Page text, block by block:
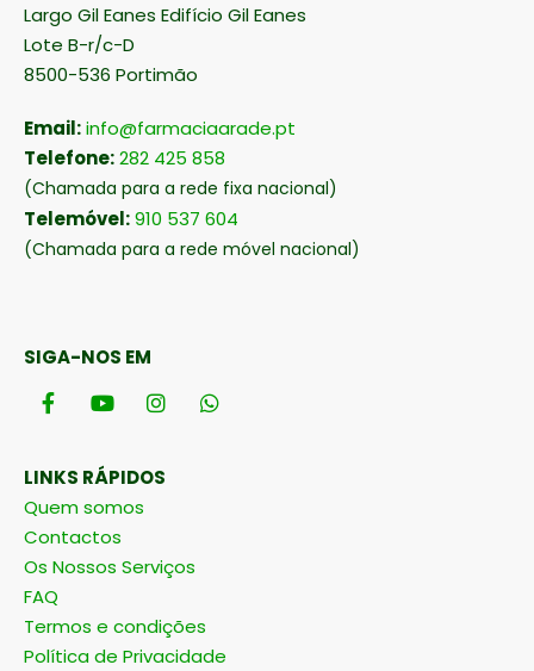
Largo Gil Eanes Edifício Gil Eanes
Lote B-r/c-D
8500-536 Portimão
Email:info@farmaciaarade.pt
Telefone:282 425 858
(Chamada para a rede fixa nacional)
Telemóvel:910 537 604
(Chamada para a rede móvel nacional)
SIGA-NOS EM
LINKS RÁPIDOS
Quem somos
Contactos
Os Nossos Serviços
FAQ
Termos e condições
Política de Privacidade